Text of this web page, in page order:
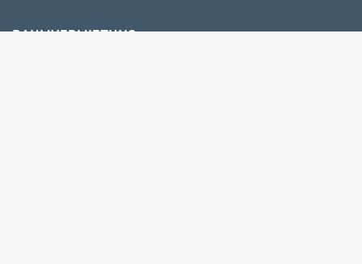
RAUMVERMIETUNG